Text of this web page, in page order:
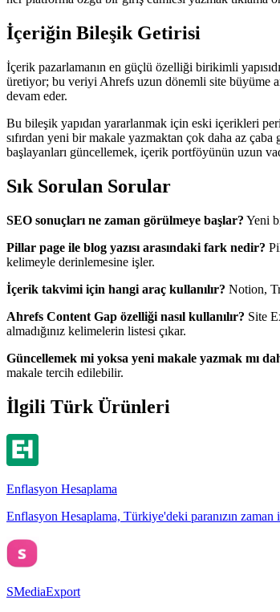
İçeriğin Bileşik Getirisi
İçerik pazarlamanın en güçlü özelliği birikimli
üretiyor; bu veriyi Ahrefs uzun dönemli site büyüme
devam eder.
Bu bileşik yapıdan yararlanmak için eski içerikleri
sıfırdan yeni bir makale yazmaktan çok daha az
başlayanları güncellemek, içerik portföyünün uzun
Sık Sorulan Sorular
SEO sonuçları ne zaman görülmeye başlar? Yeni
Pillar page ile blog yazısı arasındaki fark nedir?
kelimeyle derinlemesine işler.
İçerik takvimi için hangi araç kullanılır? Notion,
Ahrefs Content Gap özelliği nasıl kullanılır? Site
almadığınız kelimelerin listesi çıkar.
Güncellemek mi yoksa yeni makale yazmak mı
makale tercih edilebilir.
İlgili Türk Ürünleri
Enflasyon Hesaplama
Enflasyon Hesaplama, Türkiye'deki paranızın zaman
SMediaExport